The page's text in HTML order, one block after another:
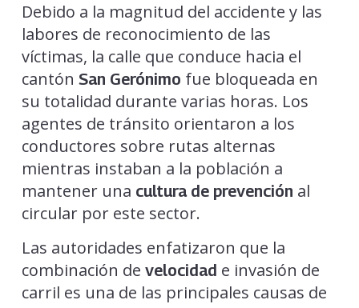
Debido a la magnitud del accidente y las
labores de reconocimiento de las
víctimas, la calle que conduce hacia el
cantón San Gerónimo fue bloqueada en
su totalidad durante varias horas. Los
agentes de tránsito orientaron a los
conductores sobre rutas alternas
mientras instaban a la población a
mantener una cultura de prevención al
circular por este sector.
Las autoridades enfatizaron que la
combinación de velocidad e invasión de
carril es una de las principales causas de